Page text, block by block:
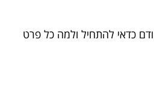
כדאי להתחיל ולמה כל פרט